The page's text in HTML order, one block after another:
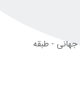
- طبقه